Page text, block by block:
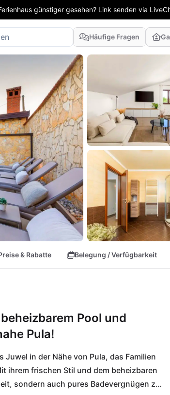
günstiger gesehen? Link senden via
Häufige Fragen
& Rabatte Belegung / Verfügbarkeit
Pool und
Pula!
in der Nähe von Pula, das Familien
ihrem frischen Stil und dem beheizbaren
sondern auch pures Badevergnügen zu